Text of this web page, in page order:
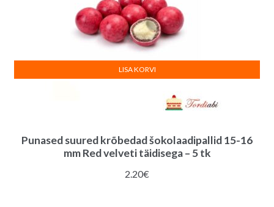
Punased suured krõbedad šokolaadipallid 15-16
mm Red velveti täidisega – 5 tk
2.20€
LISA KORVI